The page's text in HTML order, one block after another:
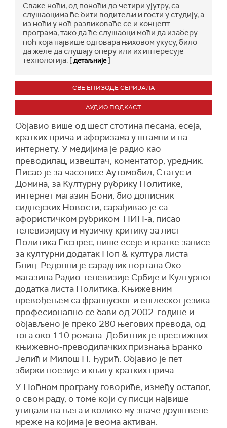
Сваке ноћи, од поноћи до четири ујутру, са
слушаоцима ће бити водитељи и гости у студију, а
из ноћи у ноћ разликоваће се и концепт
програма, тако да ће слушаоци моћи да изаберу
ноћ која највише одговара њиховом укусу, било
да желе да слушају оперу или их интересује
технологија. [детаљније]
СВЕ ЕПИЗОДЕ СЕРИЈАЛА
АУДИО ПОДКАСТ
Објавио више од шест стотина песама, есеја,
кратких прича и афоризама у штампи и на
интернету. У медијима је радио као
преводилац, извештач, коментатор, уредник.
Писао је за часописе Аутомобил, Статус и
Домина, за Културну рубрику Политике,
интернет магазин Бони, био дописник
сиднејских Новости, сарађивао је са
афористичком рубриком НИН-а, писао
телевизијску и музичку критику за лист
Политика Експрес, пише есеје и кратке записе
за културни додатак Поп & култура листа
Блиц. Редовни је сарадник портала Око
магазина Радио-телевизије Србије и Културног
додатка листа Политика. Књижевним
превођењем са француског и енглеског језика
професионално се бави од 2002. године и
објављено је преко 280 његових превода, од
тога око 110 романа. Добитник је престижних
књижевно-преводилачких признања Бранко
Јелић и Милош Н. Ђурић. Објавио је пет
збирки поезије и књигу кратких прича.
У Ноћном програму говориће, између осталог,
о свом раду, о томе који су писци највише
утицали на њега и колико му значе друштвене
мреже на којима је веома активан.